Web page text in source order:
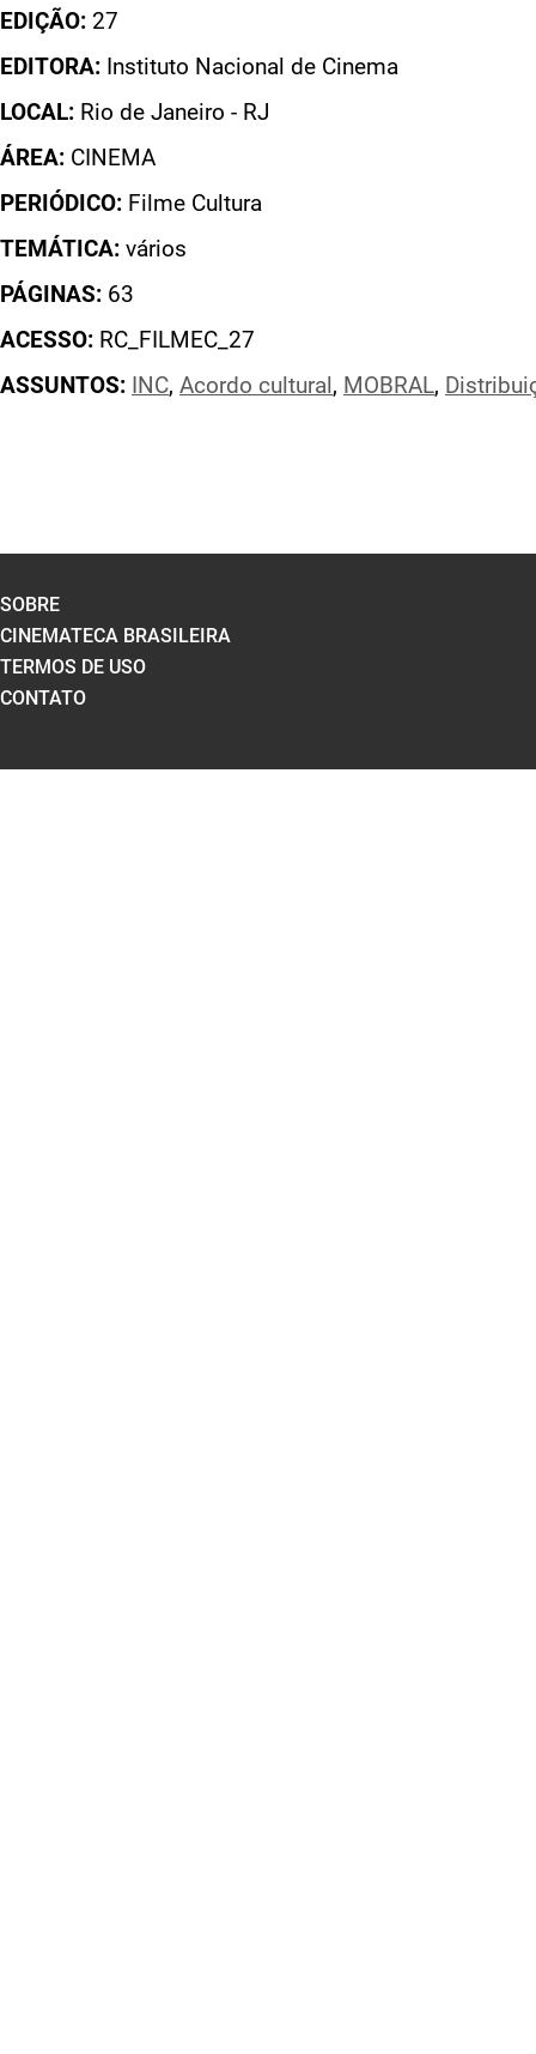
EDIÇÃO: 27
EDITORA: Instituto Nacional de Cinema
LOCAL: Rio de Janeiro - RJ
ÁREA: CINEMA
PERIÓDICO: Filme Cultura
TEMÁTICA: vários
PÁGINAS: 63
ACESSO: RC_FILMEC_27
ASSUNTOS: INC, Acordo cultural , MOBRAL,
SOBRE
CINEMATECA BRASILEIRA
TERMOS DE USO
CONTATO